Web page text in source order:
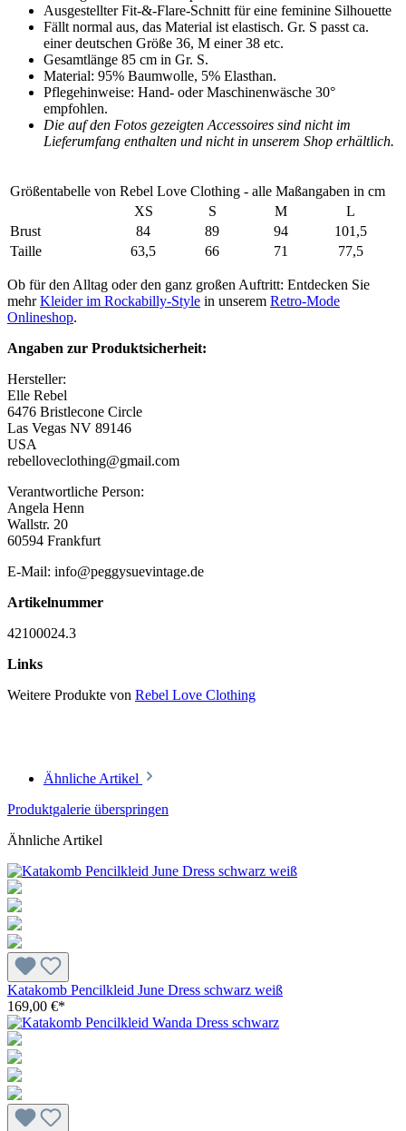
Ausgestellter Fit-&-Flare-Schnitt für eine feminine Silhouette
Fällt normal aus, das Material ist elastisch. Gr. S passt ca.
einer deutschen Größe 36, M einer 38 etc.
Gesamtlänge 85 cm in Gr. S.
Material: 95% Baumwolle, 5% Elasthan.
Pflegehinweise: Hand- oder Maschinenwäsche 30°
empfohlen.
Die auf den Fotos gezeigten Accessoires sind nicht im
Lieferumfang enthalten und nicht in unserem Shop erhältlich.
Größentabelle von Rebel Love Clothing - alle Maßangaben in cm
XS
S M
L
Brust
84 89 94
101,5
Taille
63,5 66 71 77,5
Ob für den Alltag oder den ganz großen Auftritt: Entdecken Sie
mehrKleider im Rockabilly-Style in unserem Retro-Mode
Onlineshop.
Angaben zur Produktsicherheit:
Hersteller:
Elle Rebel
6476 Bristlecone Circle
Las Vegas NV 89146
USA
rebelloveclothing@gmail.com
Verantwortliche Person:
Angela Henn
Wallstr. 20
60594 Frankfurt
E-Mail: info@peggysuevintage.de
Artikelnummer
42100024.3
Links
Weitere Produkte von Rebel Love Clothing
Ähnliche Artikel
Produktgalerie überspringen
Ähnliche Artikel
Katakomb Pencilkleid June Dress schwarz weiß
169,00 €*